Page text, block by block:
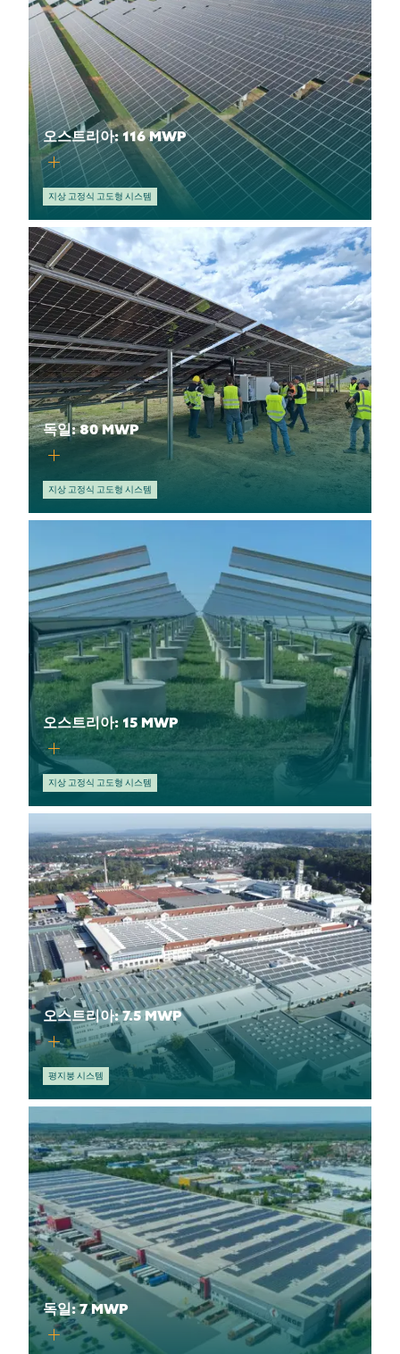
오스트리아: 116 MWP
지상 고정식 고도형 시스템
독일: 80 MWP
지상 고정식 고도형 시스템
오스트리아: 15 MWP
지상 고정식 고도형 시스템
오스트리아: 7.5 MWP
평지붕 시스템
독일: 7 MWP